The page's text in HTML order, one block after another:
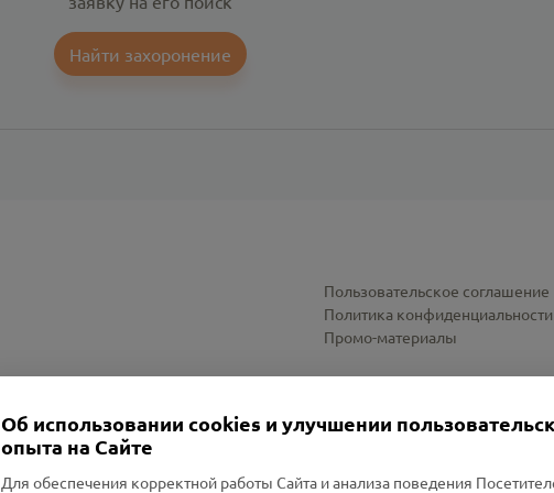
Найти захоронение
Пользовательское соглашение
Политика конфиденциальности
Промо-материалы
Об использовании cookies и улучшении
опыта на Сайте
Для обеспечения корректной работы Сайта и анализа поведения